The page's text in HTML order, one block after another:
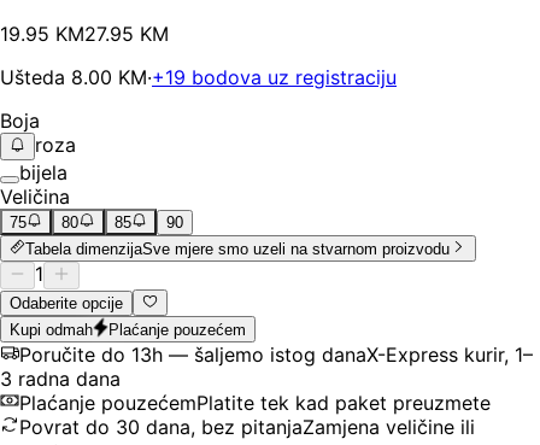
19.95 KM27.95 KM
Ušteda 8.00 KM·+19 bodova uz registraciju
Boja
roza
bijela
Veličina
75 80 85
90
Tabela dimenzijaSve mjere smo uzeli na stvarnom proizvodu
1
Odaberite opcije
Kupi odmah
Plaćanje pouzećem
Poručite do 13h — šaljemo istog danaX-Express kurir, 1–
3 radna dana
Plaćanje pouzećemPlatite tek kad paket preuzmete
Povrat do 30 dana, bez pitanjaZamjena veličine ili